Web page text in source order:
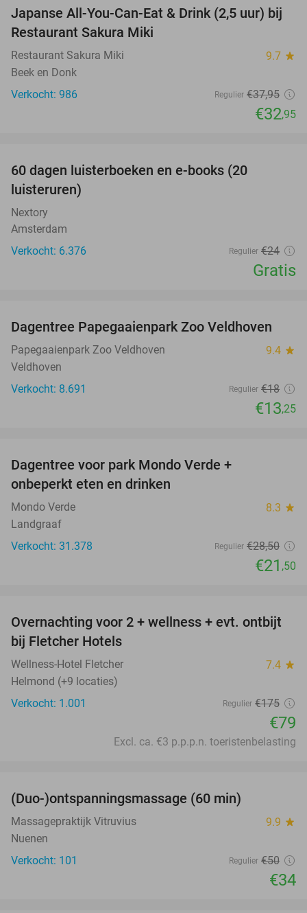
13%
Japanse All-You-Can-Eat & Drink (2,5 uur) bij
Restaurant Sakura Miki
Restaurant Sakura Miki 9.7 star
Beek en Donk
Verkocht: 986
Regulier €37,95
€32,95
60 dagen luisterboeken en e-books (20
luisteruren)
Nextory
Amsterdam
Verkocht: 6.376
Regulier €24
Gratis
26%
Dagentree Papegaaienpark Zoo Veldhoven
Papegaaienpark Zoo Veldhoven 9.4 star
Veldhoven
Verkocht: 8.691
Regulier €18
€13,25
Dagentree voor park Mondo Verde +
onbeperkt eten en drinken
Mondo Verde 8.3 star
Landgraaf
Verkocht: 31.378
Regulier €28,50
€21 ,50
55%
Overnachting voor 2 + wellness + evt. ontbijt
bij Fletcher Hotels
Wellness-Hotel Fletcher 7.4 star
Helmond (+9 locaties)
Verkocht: 1.001
Regulier €175
€79
Excl. ca. €3 p.p.p.n. toeristenbelasting
(Duo-)ontspanningsmassage (60 min)
Massagepraktijk Vitruvius 9.9 star
Nuenen
Verkocht: 101
Regulier €50
€34